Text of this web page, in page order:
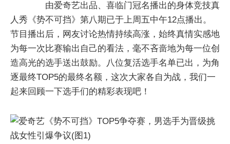
由爱奇艺出品、喜临门冠名播出的身体竞技真
人秀《势不可挡》第八期已于上周五中午12点播出。
节目播出后，网友讨论热情持续高涨，始终真情实感地
为每一次比赛输出自己的看法，毫不吝啬地为每一位创
造高光的选手送出鼓励。八位复活选手名单已出，为角
逐最终TOP5的最终名额，这次大家各自为战，我们一
起来回顾一下选手们的精彩表现吧！